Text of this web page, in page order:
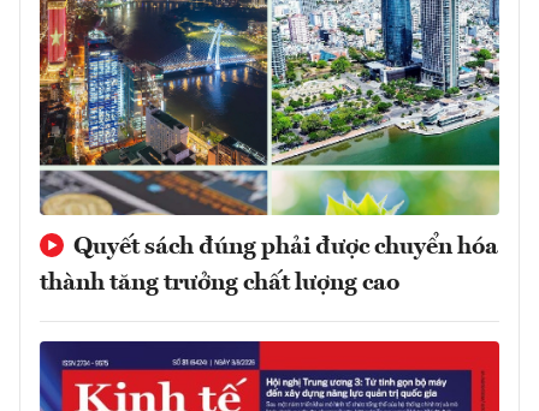
Quyết sách đúng phải được chuyển hóa
thành tăng trưởng chất lượng cao